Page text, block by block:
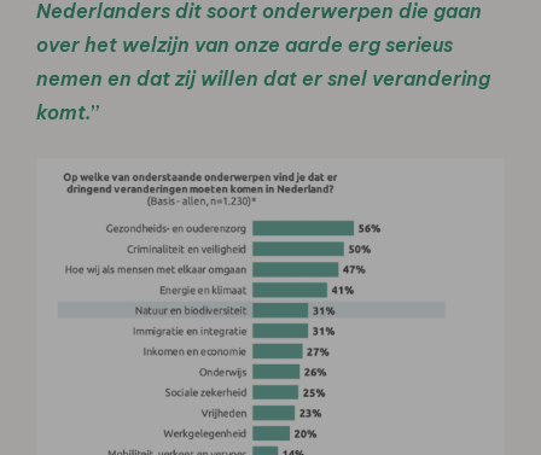
Nederlanders dit soort onderwerpen die gaan
over het welzijn van onze aarde erg serieus
nemen en dat zij willen dat er snel verandering
komt.”